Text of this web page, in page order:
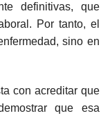
definitivas, que
Por tanto, el
sino en
con acreditar que
que esa